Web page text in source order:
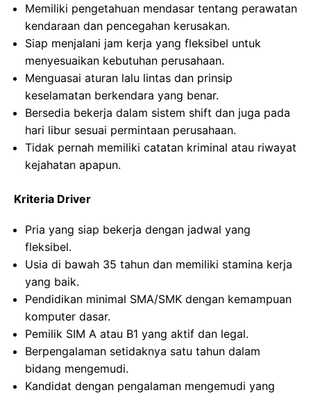
Memiliki pengetahuan mendasar tentang perawatan
kendaraan dan pencegahan kerusakan.
Siap menjalani jam kerja yang fleksibel untuk
menyesuaikan kebutuhan perusahaan.
Menguasai aturan lalu lintas dan prinsip
keselamatan berkendara yang benar.
Bersedia bekerja dalam sistem shift dan juga pada
hari libur sesuai permintaan perusahaan.
Tidak pernah memiliki catatan kriminal atau riwayat
kejahatan apapun.
Kriteria Driver
Pria yang siap bekerja dengan jadwal yang
fleksibel.
Usia di bawah 35 tahun dan memiliki stamina kerja
yang baik.
Pendidikan minimal SMA/SMK dengan kemampuan
komputer dasar.
Pemilik SIM A atau B1 yang aktif dan legal.
Berpengalaman setidaknya satu tahun dalam
bidang mengemudi.
Kandidat dengan pengalaman mengemudi yang